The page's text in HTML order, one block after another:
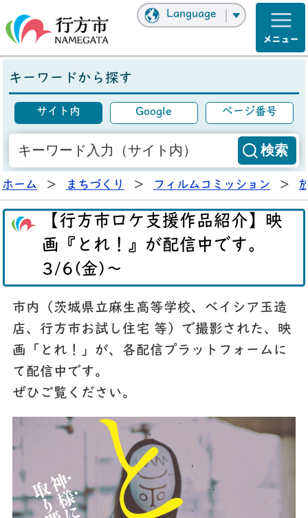
Language
キーワードから探す
サイト内 Google ページ番号
ホーム > まちづくり > フィルムコミッション >
【行方市ロケ支援作品紹介】映
画『とれ！』が配信中です。
3/6(金)～
市内（茨城県立麻生高等学校、ベイシア玉造
店、行方市お試し住宅 等）で撮影された、映
画「とれ！」が、各配信プラットフォームに
て配信中です。
ぜひご覧ください。